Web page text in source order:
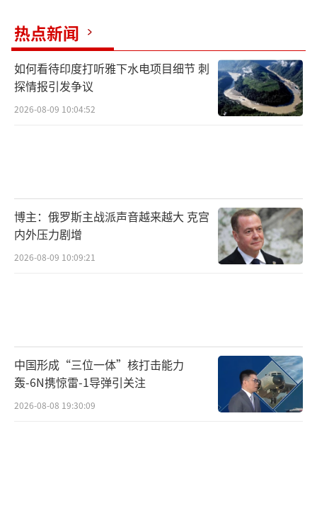
热点新闻
如何看待印度打听雅下水电项目细节 刺
探情报引发争议
2026-08-09 10:04:52
博主：俄罗斯主战派声音越来越大 克宫
内外压力剧增
2026-08-09 10:09:21
中国形成“三位一体”核打击能力
轰-6N携惊雷-1导弹引关注
2026-08-08 19:30:09